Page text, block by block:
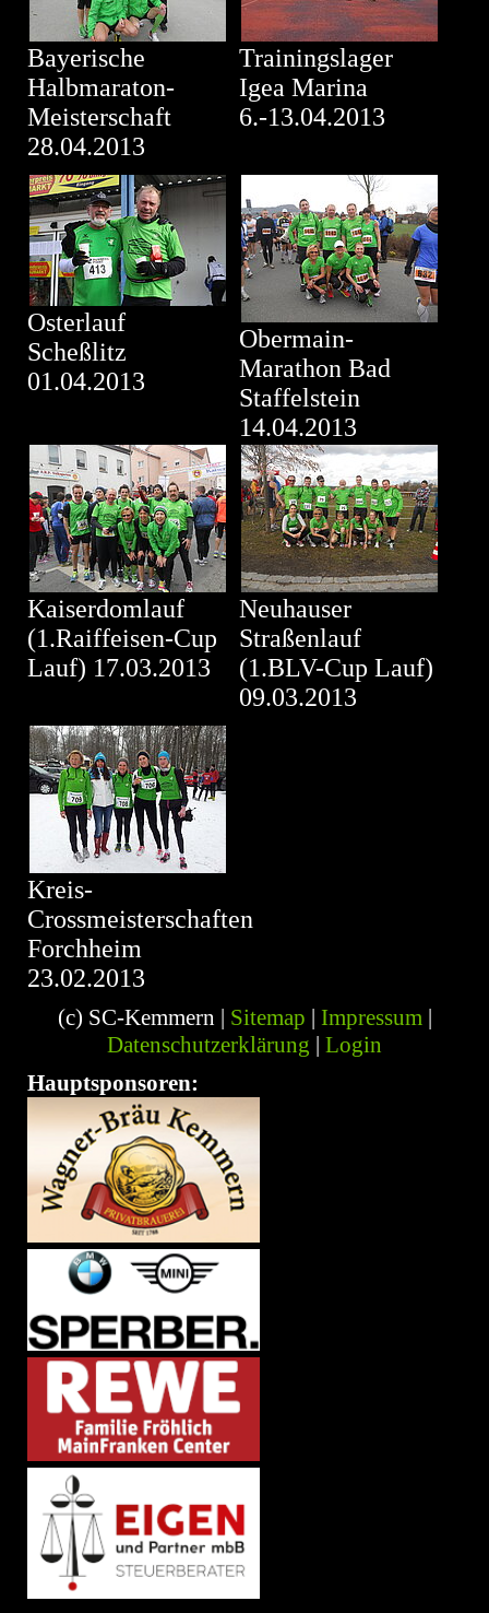
Bayerische
Halbmaraton-
Meisterschaft
28.04.2013
Trainingslager
Igea Marina
6.-13.04.2013
Osterlauf
Scheßlitz
01.04.2013
Obermain-
Marathon Bad
Staffelstein
14.04.2013
Kaiserdomlauf
(1.Raiffeisen-Cup
Lauf) 17.03.2013
Neuhauser
Straßenlauf
(1.BLV-Cup Lauf)
09.03.2013
Kreis-
Crossmeisterschaften
Forchheim
23.02.2013
(c) SC-Kemmern | Sitemap Impressum
Datenschutzerklärung
Login
Hauptsponsoren: